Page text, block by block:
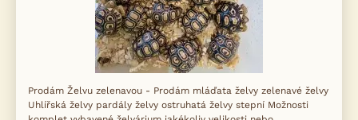
Prodám Želvu zelenavou - Prodám mláďata želvy zelenavé želvy
Uhlířská želvy pardály želvy ostruhatá želvy stepní Možnosti